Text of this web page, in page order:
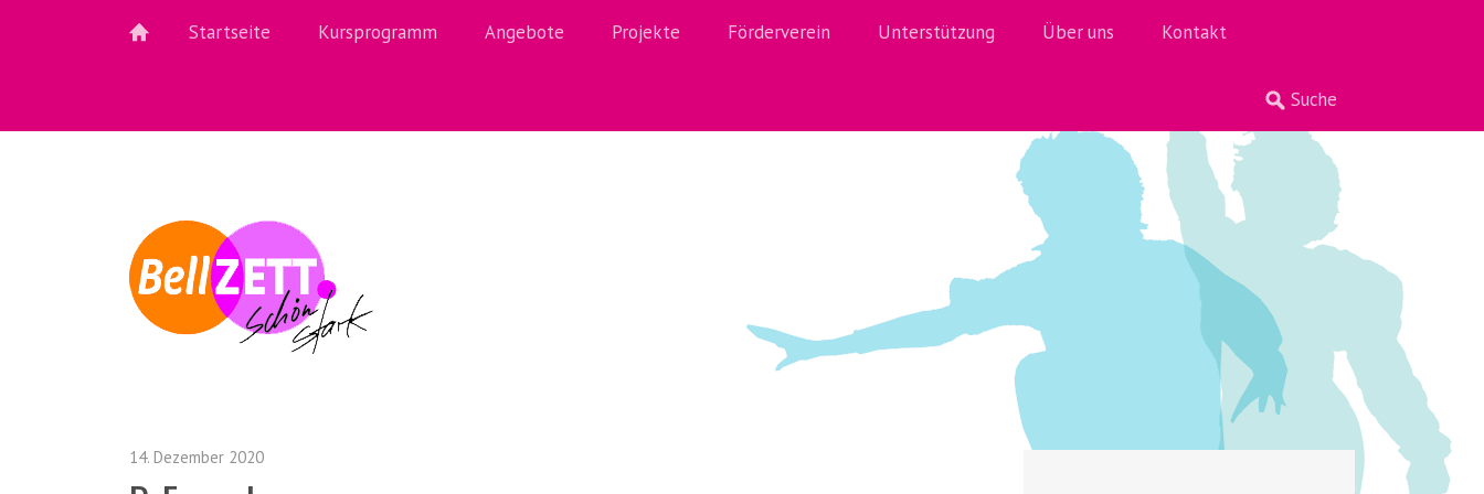
Startseite Kursprogramm Angebote Projekte Förderverein Unterstützung Über uns Kontakt
14. Dezember 2020